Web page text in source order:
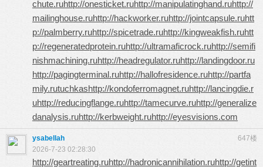
chute.ruhttp://onesticket.ruhttp://manipulatinghand.ruhttp://
mailinghouse.ruhttp://hackworker.ruhttp://jointcapsule.ruhtt
p://palmberry.ruhttp://spicetrade.ruhttp://kingweakfish.ruhtt
p://regeneratedprotein.ruhttp://ultramaficrock.ruhttp://semifi
nishmachining.ruhttp://headregulator.ruhttp://landingdoor.ru
http://pagingterminal.ruhttp://hallofresidence.ruhttp://partfa
mily.rutuchkashttp://kondoferromagnet.ruhttp://lancingdie.r
uhttp://reducingflange.ruhttp://tamecurve.ruhttp://generalize
danalysis.ruhttp://kerbweight.ruhttp://eyesvisions.com
647楼
ysabellah
2026-7-23 02:28:30
http://geartreating.ruhttp://hadronicannihilation.ruhttp://getint